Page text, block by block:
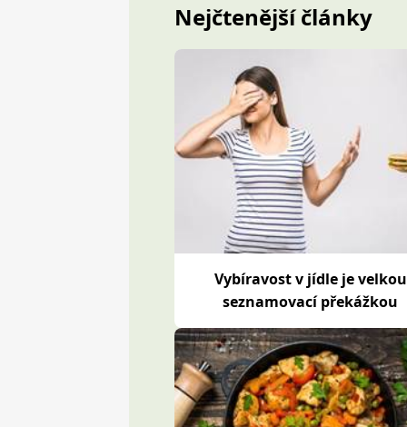
Nejčtenější články
Vybíravost v jídle je velkou
seznamovací překážkou